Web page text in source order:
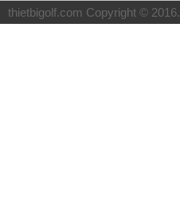
thietbigolf.com Copyright © 2016.